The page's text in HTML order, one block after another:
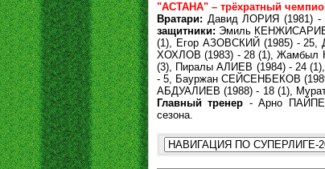
"АСТАНА" – трёхратный
Вратари: Давид ЛОРИЯ (1981) -
защитники: Эмиль
(1), Егор АЗОВСКИЙ (1985) -
ХОХЛОВ (1983) - 28 (1), Жамбыл
(3), Пиралы АЛИЕВ (1984) - 24
- 5, Бауржан СЕЙСЕНБЕКОВ
АБДУАЛИЕВ (1988) - 18 (1),
Главный тренер - Арно
сезона.